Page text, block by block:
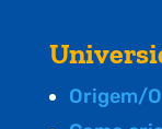
Origem/